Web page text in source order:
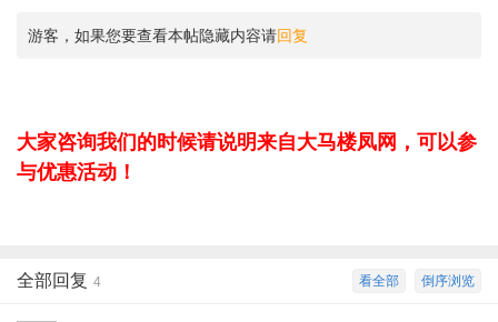
游客，如果您要查看本帖隐藏内容请回复
大家咨询我们的时候请说明来自大马楼凤网，可以参
与优惠活动！
倒序浏览
看全部
全部回复 4